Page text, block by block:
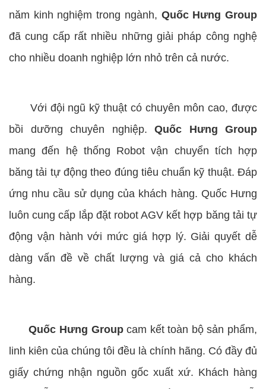
năm kinh nghiệm trong ngành, Quốc Hưng Group
đã cung cấp rất nhiều những giải pháp công nghệ
cho nhiều doanh nghiệp lớn nhỏ trên cả nước.
Với đội ngũ kỹ thuật có chuyên môn cao, được
bồi dưỡng chuyên nghiệp. Quốc Hưng Group
mang đến hệ thống Robot vận chuyển tích hợp
băng tải tự động theo đúng tiêu chuẩn kỹ thuật. Đáp
ứng nhu cầu sử dụng của khách hàng. Quốc Hưng
luôn cung cấp lắp đặt robot AGV kết hợp băng tải tự
động vận hành với mức giá hợp lý. Giải quyết dễ
dàng vấn đề về chất lượng và giá cả cho khách
hàng.
Quốc Hưng Groupcam kết toàn bộ sản phẩm,
linh kiên của chúng tôi đều là chính hãng. Có đầy đủ
giấy chứng nhận nguồn gốc xuất xứ. Khách hàng